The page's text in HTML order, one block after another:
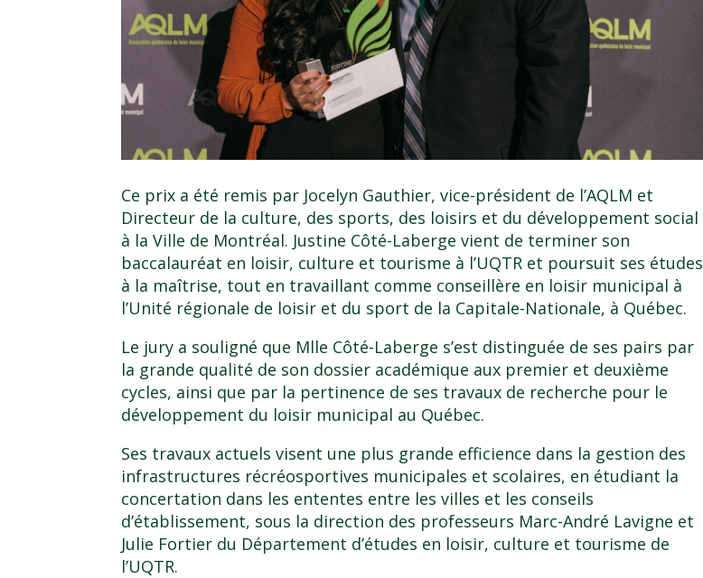
Ce prix a été remis par Jocelyn Gauthier, vice-président de l’AQLM et
Directeur de la culture, des sports, des loisirs et du développement social
à la Ville de Montréal. Justine Côté-Laberge vient de terminer son
baccalauréat en loisir, culture et tourisme à l’UQTR et poursuit ses études
à la maîtrise, tout en travaillant comme conseillère en loisir municipal à
l’Unité régionale de loisir et du sport de la Capitale-Nationale, à Québec.
Le jury a souligné que Mlle Côté-Laberge s’est distinguée de ses pairs par
la grande qualité de son dossier académique aux premier et deuxième
cycles, ainsi que par la pertinence de ses travaux de recherche pour le
développement du loisir municipal au Québec.
Ses travaux actuels visent une plus grande efficience dans la gestion des
infrastructures récréosportives municipales et scolaires, en étudiant la
concertation dans les ententes entre les villes et les conseils
d’établissement, sous la direction des professeurs Marc-André Lavigne et
Julie Fortier du Département d’études en loisir, culture et tourisme de
l’UQTR.